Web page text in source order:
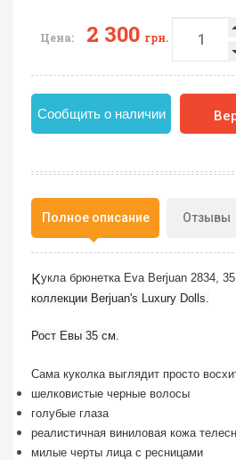
Цена: 2 300 грн.
Сообщить о наличии
Полное описание Отзывы
Кукла брюнетка Eva Berjuan 2834,
коллекции Berjuan's Luxury Dolls.
Рост Евы 35 см.
Сама куколка выглядит просто
шелковистые черные волосы
голубые глаза
реалистичная виниловая кожа
милые черты лица с ресницами